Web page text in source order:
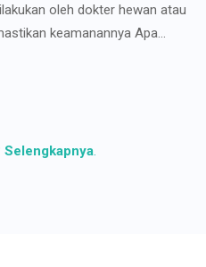
oleh dokter hewan atau
keamanannya Apa...
Selengkapnya